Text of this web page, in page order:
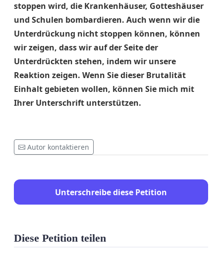
stoppen wird, die Krankenhäuser, Gotteshäuser
und Schulen bombardieren. Auch wenn wir die
Unterdrückung nicht stoppen können, können
wir zeigen, dass wir auf der Seite der
Unterdrückten stehen, indem wir unsere
Reaktion zeigen. Wenn Sie dieser Brutalität
Einhalt gebieten wollen, können Sie mich mit
Ihrer Unterschrift unterstützen.
Autor kontaktieren
Unterschreibe diese Petition
Diese Petition teilen